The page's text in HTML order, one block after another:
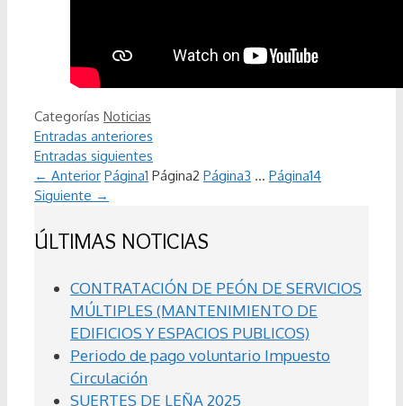
Categorías Noticias
Entradas anteriores
Entradas siguientes
← Anterior Página1 Página2 Página3 … Página14
Siguiente →
ÚLTIMAS NOTICIAS
CONTRATACIÓN DE PEÓN DE SERVICIOS
MÚLTIPLES (MANTENIMIENTO DE
EDIFICIOS Y ESPACIOS PUBLICOS)
Periodo de pago voluntario Impuesto
Circulación
SUERTES DE LEÑA 2025